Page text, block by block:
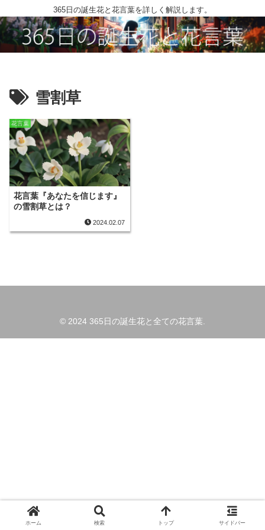
365日の誕生花と花言葉を詳しく解説します。
雪割草
花言葉
花言葉『あなたを信じます』
の雪割草とは？
2024.02.07
© 2024 365日の誕生花と全ての花言葉.
ホーム 検索 トップ サイドバー